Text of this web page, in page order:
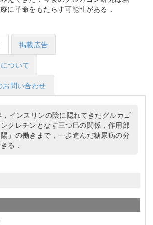
に革命をもたらす可能性がある．
掲載広告
ついて
お問い合わせ
インスリンの陰に隠れてきたグルカゴ
クレチンとなす三つ巴の関係，作用部
」の働きまで，一歩進んだ糖尿病の分
る．